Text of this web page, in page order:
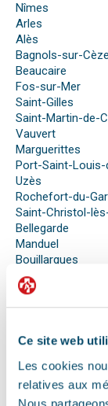
Ce site web
Les cookies
relatives aux
Nous
Nîmes
Arles
Alès
Bagnols-sur-Cèze
Beaucaire
Fos-sur-Mer
Saint-Gilles
Saint-Martin-de-
Vauvert
Marguerittes
Port-Saint-Louis-
Uzès
Rochefort-du-
Saint-Christol-
Bellegarde
Manduel
Bouillargues
Laudun-l’Ardoise
Milhaud
Aimargues
QUE FAIRE